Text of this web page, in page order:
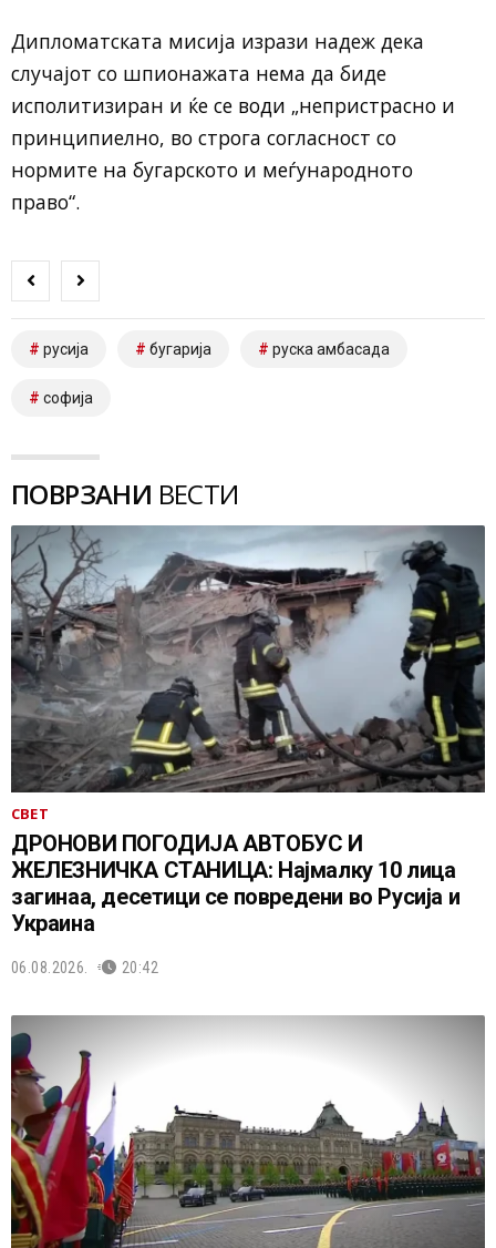
Дипломатската мисија изрази надеж дека
случајот со шпионажата нема да биде
исполитизиран и ќе се води „непристрасно и
принципиелно, во строга согласност со
нормите на бугарското и меѓународното
право“.
русија бугарија руска амбасада
софија
ПОВРЗАНИ ВЕСТИ
СВЕТ
ДРОНОВИ ПОГОДИЈА АВТОБУС И
ЖЕЛЕЗНИЧКА СТАНИЦА: Најмалку 10 лица
загинаа, десетици се повредени во Русија и
Украина
06.08.2026. 20:42